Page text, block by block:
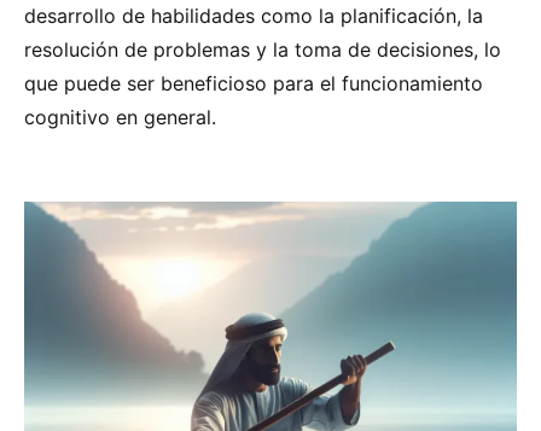
desarrollo de habilidades como la planificación, la
resolución de problemas y la toma de decisiones, lo
que puede ser beneficioso para el funcionamiento
cognitivo en general.